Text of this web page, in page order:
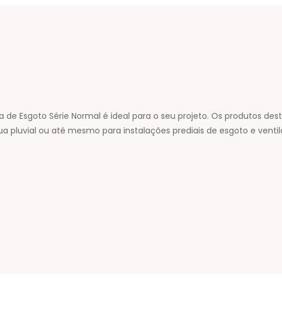
Esgoto Série Normal é ideal para o seu projeto. Os produtos
pluvial ou até mesmo para instalações prediais de esgoto e